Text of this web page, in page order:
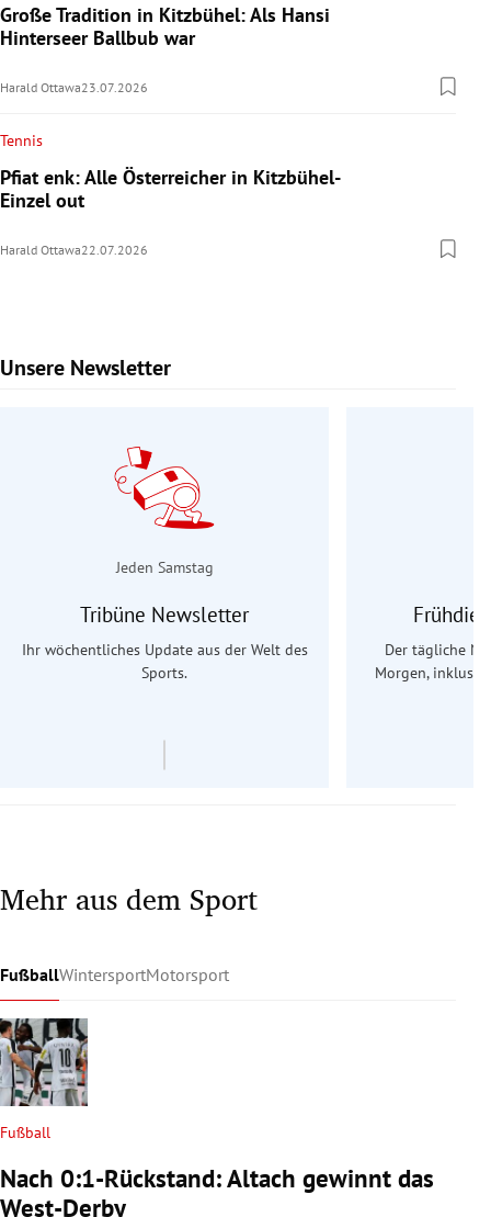
Große Tradition in Kitzbühel: Als Hansi
Hinterseer Ballbub war
Harald Ottawa23.07.2026
Tennis
Pfiat enk: Alle Österreicher in Kitzbühel-
Einzel out
Harald Ottawa22.07.2026
Unsere Newsletter
Slide 1 von 9
Jeden Samstag
Tribüne Newsletter
Ihr wöchentliches Update aus der Welt des
Sports.
Der tägliche
Morgen,
Mehr aus dem Sport
FußballWintersportMotorsport
Fußball
Nach 0:1-Rückstand: Altach gewinnt das
West-Derby